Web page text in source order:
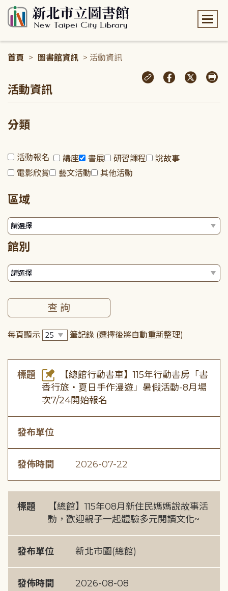
首頁 > 圖書館資訊 > 活動資訊
活動資訊
分類
活動報名 講座 書展 研習課程
說故事
電影欣賞
藝文活動 其他活動
區域
館別
每頁顯示 筆記錄 (選擇後將自動重新整理)
標題
【總館行動書車】115年行動書房「書
香行旅・夏日手作漫遊」暑假活動-8月場
次7/24開始報名
發布單位
發佈時間 2026-07-22
標題
【總館】115年08月新住民媽媽說故事活
動，歡迎親子一起體驗多元閱讀文化~
發布單位 新北市圖(總館)
發佈時間 2026-08-08